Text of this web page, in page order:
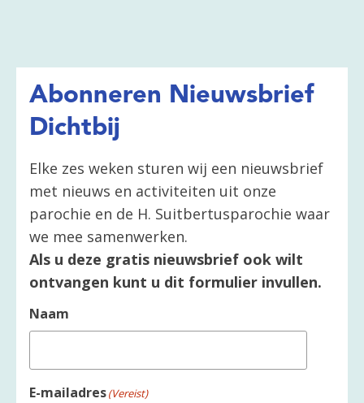
Abonneren Nieuwsbrief
Dichtbij
Elke zes weken sturen wij een nieuwsbrief
met nieuws en activiteiten uit onze
parochie en de H. Suitbertusparochie waar
we mee samenwerken.
Als u deze gratis nieuwsbrief ook wilt
ontvangen kunt u dit formulier invullen.
Naam
E-mailadres(Vereist)